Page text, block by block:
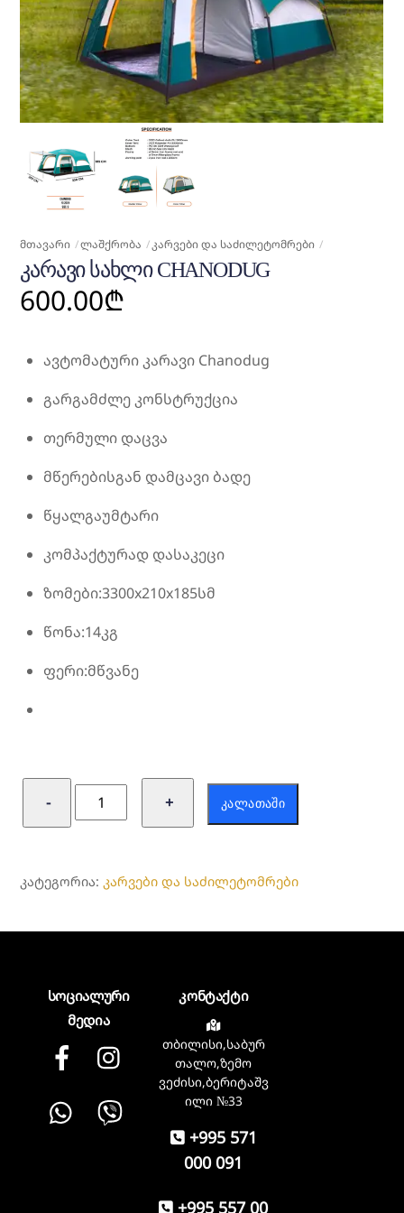
ᲛᲗᲐᲕᲐᲠᲘ ᲚᲐᲨᲥᲠᲝᲑᲐ ᲙᲐᲠᲕᲔᲑᲘ ᲓᲐ ᲡᲐᲫᲘᲚᲔᲢᲝᲛᲠᲔᲑᲘ
ᲙᲐᲠᲐᲕᲘ ᲡᲐᲮᲚᲘ CHANODUG
600.00₾
ავტომატური კარავი Chanodug
გარგამძლე კონსტრუქცია
თერმული დაცვა
მწერებისგან დამცავი ბადე
წყალგაუმტარი
კომპაქტურად დასაკეცი
ზომები:3300x210x185სმ
წონა:14კგ
ფერი:მწვანე
−
რაოდენობა:
კარავი
+ ᲙᲐᲚᲐᲗᲐᲨᲘ
ᲙᲐᲢᲔᲒᲝᲠᲘᲐ:კარვები და საძილეტომრები
სოციალური
მედია
Facebook instagram
Whatsapp
კონტაქტი
თბილისი,საბურ
თალო,ზემო
ვეძისი,ბერიტაშვ
ილი №33
+995 571
000 091
+995 557 00